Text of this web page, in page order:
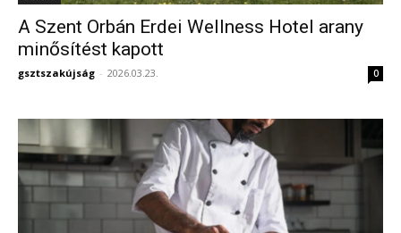
A Szent Orbán Erdei Wellness Hotel arany
minősítést kapott
gsztszakújság - 2026.03.23. 0